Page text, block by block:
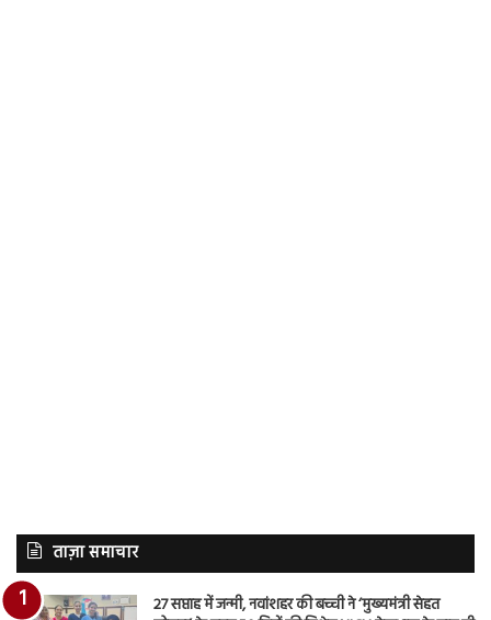
ताज़ा समाचार
27 सप्ताह में जन्मी, नवांशहर की बच्ची ने ‘मुख्यमंत्री सेहत